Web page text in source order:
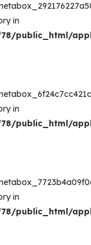
in
public_html/
in
public_html/
in
public_html/